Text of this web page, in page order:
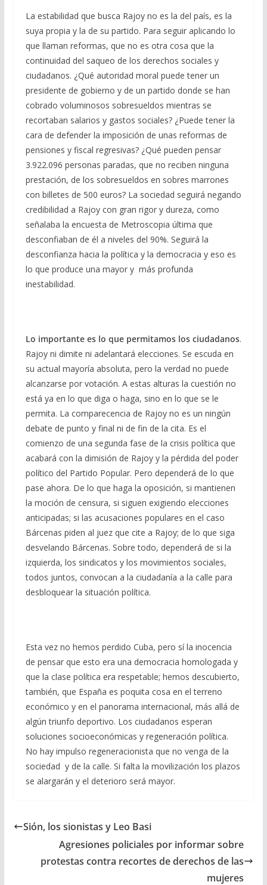
La estabilidad que busca Rajoy no es la del país, es la
suya propia y la de su partido. Para seguir aplicando lo
que llaman reformas, que no es otra cosa que la
continuidad del saqueo de los derechos sociales y
ciudadanos. ¿Qué autoridad moral puede tener un
presidente de gobierno y de un partido donde se han
cobrado voluminosos sobresueldos mientras se
recortaban salarios y gastos sociales? ¿Puede tener la
cara de defender la imposición de unas reformas de
pensiones y fiscal regresivas? ¿Qué pueden pensar
3.922.096 personas paradas, que no reciben ninguna
prestación, de los sobresueldos en sobres marrones
con billetes de 500 euros? La sociedad seguirá negando
credibilidad a Rajoy con gran rigor y dureza, como
señalaba la encuesta de Metroscopia última que
desconfiaban de él a niveles del 90%. Seguirá la
desconfianza hacia la política y la democracia y eso es
lo que produce una mayor y más profunda
inestabilidad.
Lo importante es lo que permitamos los ciudadanos.
Rajoy ni dimite ni adelantará elecciones. Se escuda en
su actual mayoría absoluta, pero la verdad no puede
alcanzarse por votación. A estas alturas la cuestión no
está ya en lo que diga o haga, sino en lo que se le
permita. La comparecencia de Rajoy no es un ningún
debate de punto y final ni de fin de la cita. Es el
comienzo de una segunda fase de la crisis política que
acabará con la dimisión de Rajoy y la pérdida del poder
político del Partido Popular. Pero dependerá de lo que
pase ahora. De lo que haga la oposición, si mantienen
la moción de censura, si siguen exigiendo elecciones
anticipadas; si las acusaciones populares en el caso
Bárcenas piden al juez que cite a Rajoy; de lo que siga
desvelando Bárcenas. Sobre todo, dependerá de si la
izquierda, los sindicatos y los movimientos sociales,
todos juntos, convocan a la ciudadanía a la calle para
desbloquear la situación política.
Esta vez no hemos perdido Cuba, pero sí la inocencia
de pensar que esto era una democracia homologada y
que la clase política era respetable; hemos descubierto,
también, que España es poquita cosa en el terreno
económico y en el panorama internacional, más allá de
algún triunfo deportivo. Los ciudadanos esperan
soluciones socioeconómicas y regeneración política.
No hay impulso regeneracionista que no venga de la
sociedad y de la calle. Si falta la movilización los plazos
se alargarán y el deterioro será mayor.
Sión, los sionistas y Leo Basi
Agresiones policiales por informar sobre
protestas contra recortes de derechos de las
mujeres